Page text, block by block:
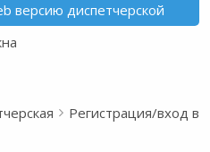
версию диспетчерской
Регистрация/вход в